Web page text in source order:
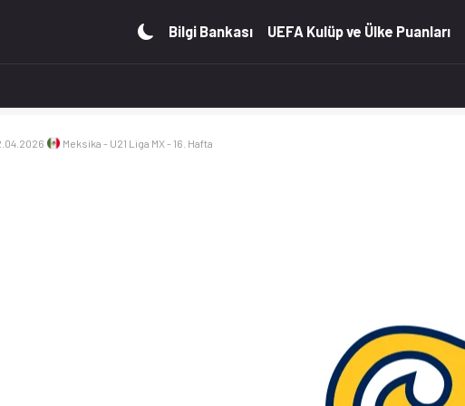
ve iddaa oranları Ofsayt'ta. (22.04.2026)
Bilgi Bankası UEFA Kulüp ve Ülke Puanları
Meksika - U21 Liga MX - 16. Hafta